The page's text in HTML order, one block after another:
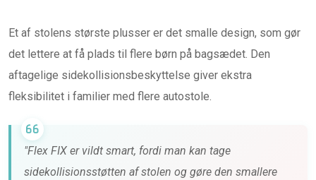
Et af stolens største plusser er det smalle design, som gør
det lettere at få plads til flere børn på bagsædet. Den
aftagelige sidekollisionsbeskyttelse giver ekstra
fleksibilitet i familier med flere autostole.
"Flex FIX er vildt smart, fordi man kan tage
sidekollisionsstøtten af stolen og gøre den smallere